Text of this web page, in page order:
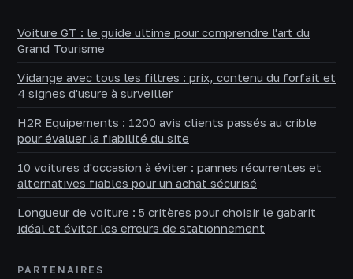
Voiture GT : le guide ultime pour comprendre l'art du
Grand Tourisme
Vidange avec tous les filtres : prix, contenu du forfait et
4 signes d'usure à surveiller
H2R Equipements : 1200 avis clients passés au crible
pour évaluer la fiabilité du site
10 voitures d'occasion à éviter : pannes récurrentes et
alternatives fiables pour un achat sécurisé
Longueur de voiture : 5 critères pour choisir le gabarit
idéal et éviter les erreurs de stationnement
PARTENAIRES